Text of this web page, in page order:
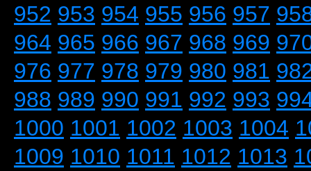
952 953 954 955 956 957
964 965 966 967 968 969
976 977 978 979 980 981
988 989 990 991 992 993
1000 1001 1002 1003 1004
1009 1010 1011 1012 1013